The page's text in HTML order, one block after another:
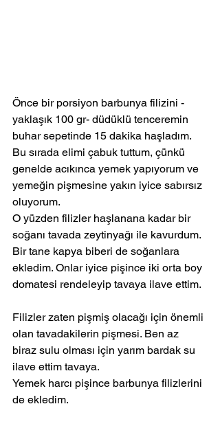
Önce bir porsiyon barbunya filizini -
yaklaşık 100 gr- düdüklü tenceremin
buhar sepetinde 15 dakika haşladım.
Bu sırada elimi çabuk tuttum, çünkü
genelde acıkınca yemek yapıyorum ve
yemeğin pişmesine yakın iyice sabırsız
oluyorum.
O yüzden filizler haşlanana kadar bir
soğanı tavada zeytinyağı ile kavurdum.
Bir tane kapya biberi de soğanlara
ekledim. Onlar iyice pişince iki orta boy
domatesi rendeleyip tavaya ilave ettim.
Filizler zaten pişmiş olacağı için önemli
olan ​​tavadakilerin pişmesi. Ben az
biraz sulu olması için yarım bardak su
ilave ettim tavaya.
Yemek harcı pişince barbunya filizlerini
de ekledim.